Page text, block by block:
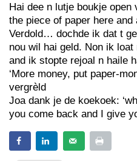
Hai dee n lutje boukje open
the piece of paper here and
Verdold… dochde ik dat t
nou wil hai geld. Non ik
and ik stopte rejoal n haile
‘More money, put paper-
vergrèld
Joa dank je de koekoek:
you come back and I give